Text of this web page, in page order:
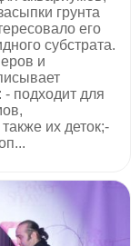
грунта
его
субстрата.
и
- подходит для
их деток;-